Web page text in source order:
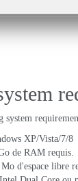
system
XP/Vista/7/8
de RAM requis.
d'espace libre